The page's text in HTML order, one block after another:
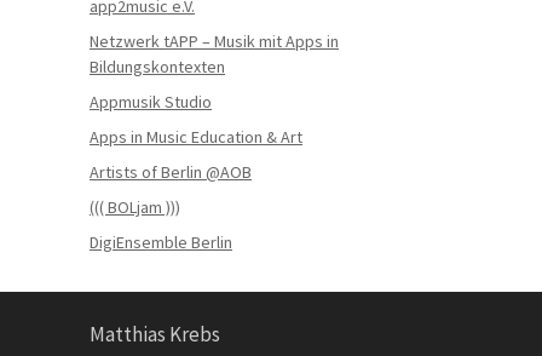
app2music e.V.
Netzwerk tAPP – Musik mit Apps in
Bildungskontexten
Appmusik Studio
Apps in Music Education & Art
Artists of Berlin @AOB
((( BOLjam )))
DigiEnsemble Berlin
Matthias Krebs